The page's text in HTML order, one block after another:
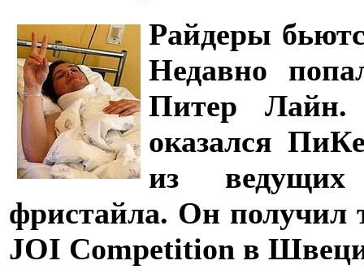
Райдеры
Недавно
Питер
оказался
из
фристайла. Он получил
JOI Competition в